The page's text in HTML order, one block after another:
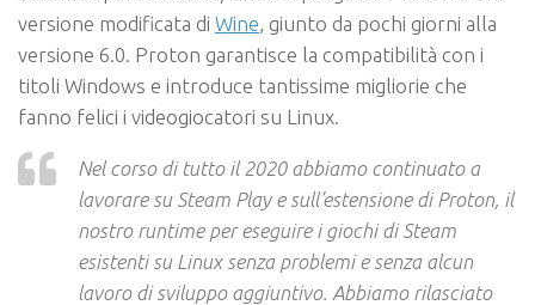
versione modificata di Wine, giunto da pochi giorni alla
versione 6.0. Proton garantisce la compatibilità con i
titoli Windows e introduce tantissime migliorie che
fanno felici i videogiocatori su Linux.
Nel corso di tutto il 2020 abbiamo continuato a
lavorare su Steam Play e sull’estensione di Proton, il
nostro runtime per eseguire i giochi di Steam
esistenti su Linux senza problemi e senza alcun
lavoro di sviluppo aggiuntivo. Abbiamo rilasciato